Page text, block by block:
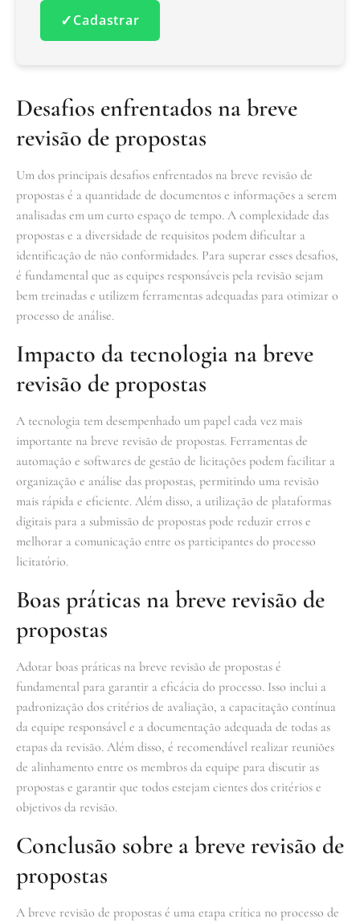
✓Cadastrar
Desafios enfrentados na breve
revisão de propostas
Um dos principais desafios enfrentados na breve revisão de
propostas é a quantidade de documentos e informações a serem
analisadas em um curto espaço de tempo. A complexidade das
propostas e a diversidade de requisitos podem dificultar a
identificação de não conformidades. Para superar esses desafios,
é fundamental que as equipes responsáveis pela revisão sejam
bem treinadas e utilizem ferramentas adequadas para otimizar o
processo de análise.
Impacto da tecnologia na breve
revisão de propostas
A tecnologia tem desempenhado um papel cada vez mais
importante na breve revisão de propostas. Ferramentas de
automação e softwares de gestão de licitações podem facilitar a
organização e análise das propostas, permitindo uma revisão
mais rápida e eficiente. Além disso, a utilização de plataformas
digitais para a submissão de propostas pode reduzir erros e
melhorar a comunicação entre os participantes do processo
licitatório.
Boas práticas na breve revisão de
propostas
Adotar boas práticas na breve revisão de propostas é
fundamental para garantir a eficácia do processo. Isso inclui a
padronização dos critérios de avaliação, a capacitação contínua
da equipe responsável e a documentação adequada de todas as
etapas da revisão. Além disso, é recomendável realizar reuniões
de alinhamento entre os membros da equipe para discutir as
propostas e garantir que todos estejam cientes dos critérios e
objetivos da revisão.
Conclusão sobre a breve revisão de
propostas
A breve revisão de propostas é uma etapa crítica no processo de